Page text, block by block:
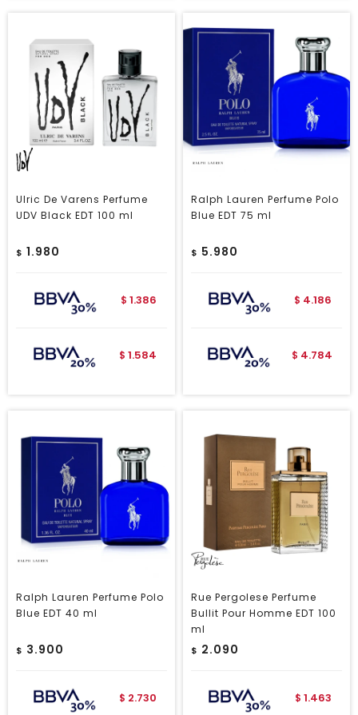
Ulric De Varens Perfume
UDV Black EDT 100 ml
$ 1.980
$ 1.386
$ 1.584
Ralph Lauren Perfume Polo
Blue EDT 75 ml
$ 5.980
$ 4.186
$ 4.784
Ralph Lauren Perfume Polo
Blue EDT 40 ml
$ 3.900
$ 2.730
Rue Pergolese Perfume
Bullit Pour Homme EDT 100
ml
$ 2.090
$ 1.463